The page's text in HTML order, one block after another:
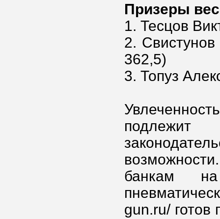
Призеры
1. Тесцов
2.
362,5)
3. Топуз
банкам
gun.ru/